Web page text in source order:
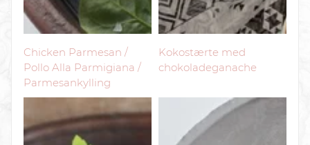
Chicken Parmesan /
Pollo Alla Parmigiana /
Parmesankylling
Kokostærte med
chokoladeganache